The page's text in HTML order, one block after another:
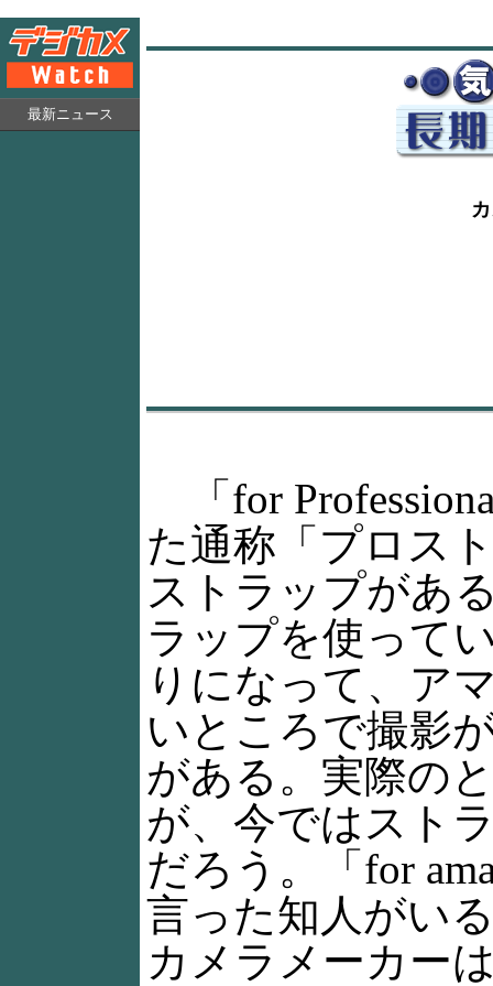
最新ニュース
「for
た通称「プロス
ストラップがあ
ラップを使って
りになって、ア
いところで撮影
がある。実際の
が、今ではスト
だろう。「for
言った知人がい
カメラメーカー